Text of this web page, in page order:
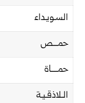
السـويـداء
حمـــص
حمــــاة
الـلاذقـيـة